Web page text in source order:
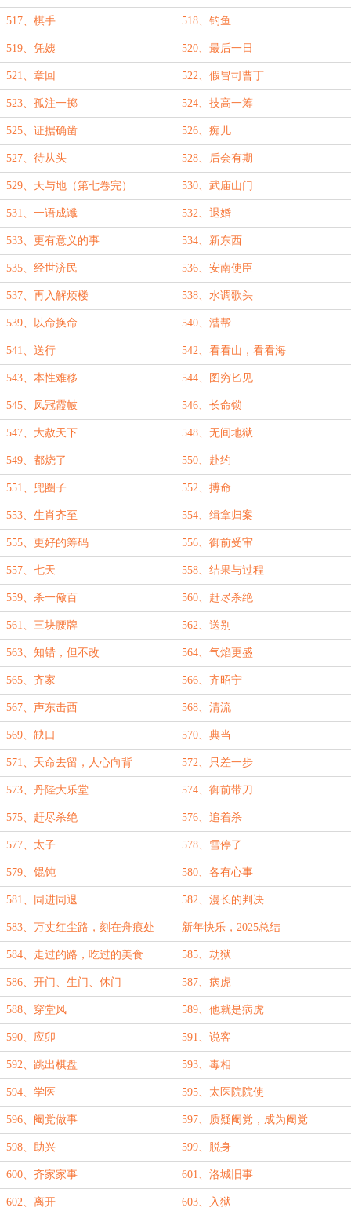
517、棋手 518、钓鱼
519、凭姨 520、最后一日
521、章回 522、假冒司曹丁
523、孤注一掷 524、技高一筹
525、证据确凿 526、痴儿
527、待从头 528、后会有期
529、天与地（第七卷完） 530、武庙山门
531、一语成谶 532、退婚
533、更有意义的事 534、新东西
535、经世济民 536、安南使臣
537、再入解烦楼 538、水调歌头
539、以命换命 540、漕帮
541、送行 542、看看山，看看海
543、本性难移 544、图穷匕见
545、凤冠霞帔 546、长命锁
547、大赦天下 548、无间地狱
549、都烧了 550、赴约
551、兜圈子 552、搏命
553、生肖齐至 554、缉拿归案
555、更好的筹码 556、御前受审
557、七天 558、结果与过程
559、杀一儆百 560、赶尽杀绝
561、三块腰牌 562、送别
563、知错，但不改 564、气焰更盛
565、齐家 566、齐昭宁
567、声东击西 568、清流
569、缺口 570、典当
571、天命去留，人心向背 572、只差一步
573、丹陛大乐堂 574、御前带刀
575、赶尽杀绝 576、追着杀
577、太子 578、雪停了
579、馄饨 580、各有心事
581、同进同退 582、漫长的判决
583、万丈红尘路，刻在舟痕处 新年快乐，2025总结
584、走过的路，吃过的美食 585、劫狱
586、开门、生门、休门 587、病虎
588、穿堂风 589、他就是病虎
590、应卯 591、说客
592、跳出棋盘 593、毒相
594、学医 595、太医院院使
596、阉党做事 597、质疑阉党，成为阉党
598、助兴 599、脱身
600、齐家家事 601、洛城旧事
602、离开 603、入狱